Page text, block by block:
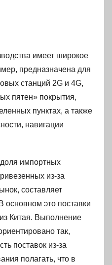
имеет широкое
предназначена для
станций 2G и 4G,
пятен» покрытия,
пунктах, а также
навигации
импортных
из-за
составляет
основном это поставки
Китая. Выполнение
так,
поставок из-за
полагать, что в